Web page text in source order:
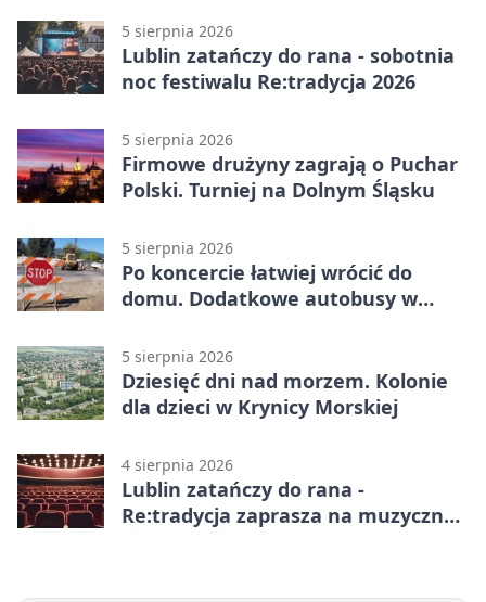
5 sierpnia 2026
Lublin zatańczy do rana - sobotnia
noc festiwalu Re:tradycja 2026
5 sierpnia 2026
Firmowe drużyny zagrają o Puchar
Polski. Turniej na Dolnym Śląsku
5 sierpnia 2026
Po koncercie łatwiej wrócić do
domu. Dodatkowe autobusy w
5 sierpnia 2026
Dziesięć dni nad morzem. Kolonie
dla dzieci w Krynicy Morskiej
4 sierpnia 2026
Lublin zatańczy do rana -
Re:tradycja zaprasza na muzyczną